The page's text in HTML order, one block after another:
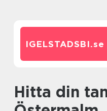
IGELSTADSBI.se
Hitta din tandläkare i